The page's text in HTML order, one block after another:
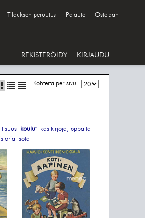
Tilauksen peruutus Palaute Ostetaan
REKISTERÖIDY KIRJAUDU
Kohteita per sivu
koulut
käsikirjoja, oppaita
sota